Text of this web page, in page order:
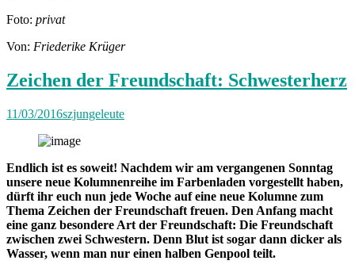
Foto: privat
Von: Friederike Krüger
Zeichen der Freundschaft: Schwesterherz
11/03/2016szjungeleute
Endlich ist es soweit! Nachdem wir am vergangenen Sonntag
unsere neue Kolumnenreihe im Farbenladen vorgestellt haben,
dürft ihr euch nun jede Woche auf eine neue Kolumne zum
Thema Zeichen der Freundschaft freuen. Den Anfang macht
eine ganz besondere Art der Freundschaft: Die Freundschaft
zwischen zwei Schwestern. Denn Blut ist sogar dann dicker als
Wasser, wenn man nur einen halben Genpool teilt.